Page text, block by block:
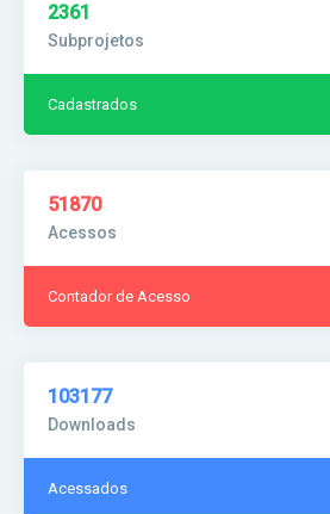
2361
Subprojetos
Cadastrados
51870
Acessos
Contador de Acesso
103177
Downloads
Acessados